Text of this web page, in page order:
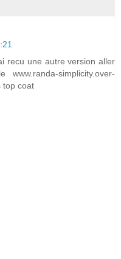
recu une autre version aller
simplicity.over-
top coat